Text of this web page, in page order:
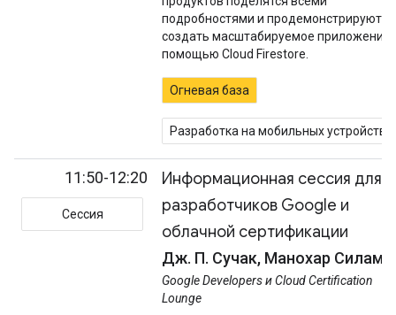
подробностями и продемонстрируют,
создать масштабируемое приложение
помощью Cloud Firestore.
Огневая база
Разработка на мобильных
11:50-12:20
Сессия
Информационная сессия для
разработчиков Google и
облачной сертификации
Дж. П. Сучак, Манохар Силам
Google Developers и Cloud Certification
Lounge